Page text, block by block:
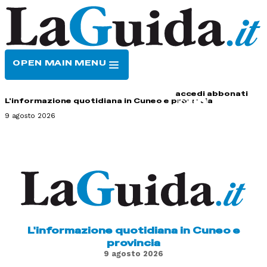
OPEN MAIN MENU
accedi abbonati
L'informazione quotidiana in Cuneo e provincia
9 agosto 2026
L'informazione quotidiana in Cuneo e
provincia
9 agosto 2026